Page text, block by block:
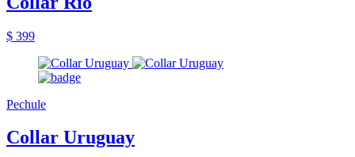
$ 399
Pechule
Collar Uruguay